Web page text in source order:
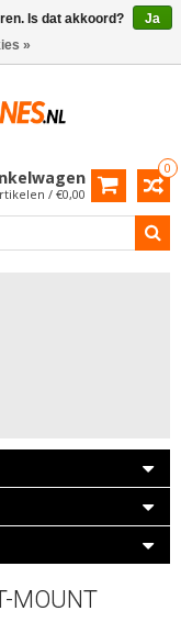
0
/ €0,00
MOUNT
Is dat akkoord?
Ja
»